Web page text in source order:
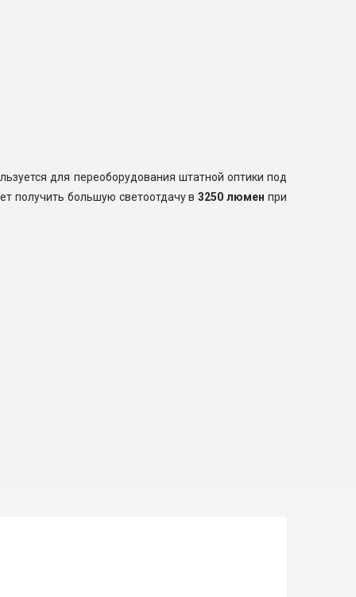
для переоборудования штатной оптики под
получить большую светоотдачу в3250 люмен при